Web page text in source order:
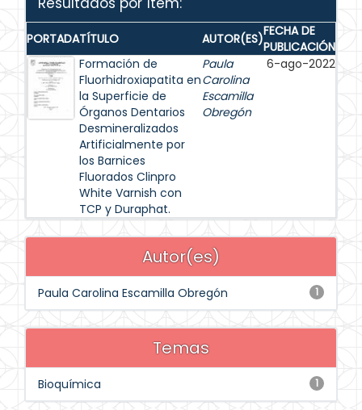
PORTADATÍTULO AUTOR(ES)FECHA DE
PUBLICACIÓN
Formación de
Fluorhidroxiapatita en
la Superficie de
Órganos Dentarios
Desmineralizados
Artificialmente por
los Barnices
Fluorados Clinpro
White Varnish con
TCP y Duraphat.
Paula
Carolina
Escamilla
Obregón
6-ago-2022
Autor(es)
1
Paula Carolina Escamilla Obregón
Temas
1
Bioquímica